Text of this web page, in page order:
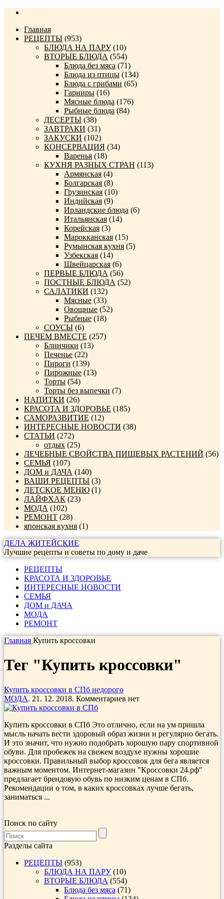
Главная
РЕЦЕПТЫ (953)
БЛЮДА НА ПАРУ(10)
ВТОРЫЕ БЛЮДА (554)
Блюда без мяса (71)
Блюда из птицы (134)
Блюда с грибами (65)
Гарниры (16)
Мясные блюда (176)
Рыбные блюда (84)
ДЕСЕРТЫ (38)
ЗАВТРАКИ (31)
ЗАКУСКИ (102)
КОНСЕРВАЦИЯ (34)
Варенья (18)
КУХНЯ РАЗНЫХ СТРАН (113)
Армянская (4)
Болгарская (8)
Грузинская (10)
Индийская (9)
Ирландские блюда (6)
Итальянская (14)
Корейская (3)
Марокканская (15)
Румынская кухня (5)
Узбекская (14)
Швейцарская (6)
ПЕРВЫЕ БЛЮДА (56)
ПОСТНЫЕ БЛЮДА (52)
САЛАТИКИ (132)
Мясные (33)
Овощные (52)
Рыбные (18)
СОУСЫ (6)
ПЕЧЕМ ВМЕСТЕ (257)
Блинчики (13)
Печенье (22)
Пироги (139)
Пирожные (13)
Торты (54)
Торты без выпечки (7)
НАПИТКИ (26)
КРАСОТА И ЗДОРОВЬЕ (185)
САМОРАЗВИТИЕ (12)
ИНТЕРЕСНЫЕ НОВОСТИ (38)
СТАТЬИ (272)
отдых (25)
ЛЕЧЕБНЫЕ СВОЙСТВА ПИЩЕВЫХ РАСТЕНИЙ (56)
СЕМЬЯ (107)
ДОМ и ДАЧА (140)
ВАШИ РЕЦЕПТЫ (3)
ДЕТСКОЕ МЕНЮ (1)
ЛАЙФХАК (23)
МОДА (102)
РЕМОНТ (28)
японская кухня (1)
ДЕЛА ЖИТЕЙСКИЕ
Лучшие рецепты и советы по дому и даче
РЕЦЕПТЫ
КРАСОТА И ЗДОРОВЬЕ
ИНТЕРЕСНЫЕ НОВОСТИ
СЕМЬЯ
ДОМ и ДАЧА
МОДА
РЕМОНТ
Главная Купить кроссовки
Тег "Купить кроссовки"
Купить кроссовки в СПб недорого
МОДА. 21. 12. 2018. Комментариев нет
Купить кроссовки в СПб Это отлично, если на ум пришла
мысль начать вести здоровый образ жизни и регулярно бегать.
И это значит, что нужно подобрать хорошую пару спортивной
обуви. Для пробежек на свежем воздухе нужны хорошие
кроссовки. Правильный выбор кроссовок для бега является
важным моментом. Интернет-магазин "Кроссовки 24.рф"
предлагает брендовую обувь по низким ценам в СПб.
Рекомендации о том, в каких кроссовках лучше бегать,
заниматься ...
Поиск по сайту
Разделы сайта
РЕЦЕПТЫ (953)
БЛЮДА НА ПАРУ(10)
ВТОРЫЕ БЛЮДА (554)
Блюда без мяса (71)